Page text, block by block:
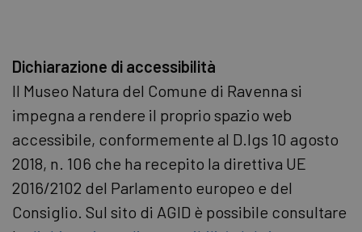
Dichiarazione di accessibilità
Il Museo Natura del Comune di Ravenna si
impegna a rendere il proprio spazio web
accessibile, conformemente al D.lgs 10 agosto
2018, n. 106 che ha recepito la direttiva UE
2016/2102 del Parlamento europeo e del
Consiglio. Sul sito di AGID è possibile consultare